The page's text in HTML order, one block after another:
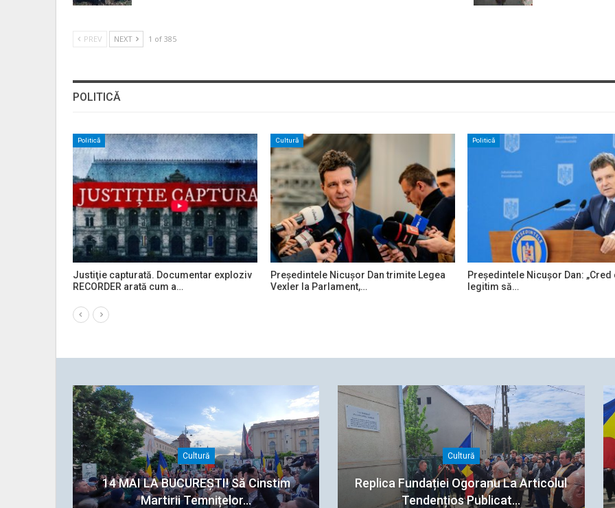
PREV NEXT 1 of 385
POLITICĂ
Cultură
Președintele Nicușor Dan a atacat la CCR
legea Vexler care…
Cultură
Curtea Constituțională a AMÂNAT pentru
16 septembrie…
Cultură
Nu interziceți memoria
anticomuniste! Apelul…
Cultură
14 MAI LA BUCUREȘTI! Să Cinstim
Martirii Temnițelor…
Cultură
Replica Fundației Ogoranu La Articolul
Tendențios Publicat…